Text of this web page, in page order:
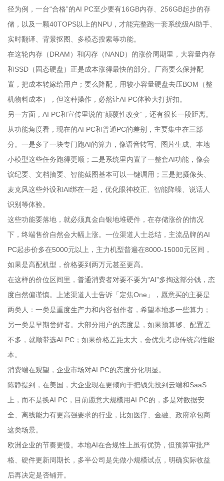
径为例，一台“合格”的AI PC至少要有16GB内存、256GB起步的存
储，以及一颗40TOPS以上的NPU，才能完整跑一套系统级AI助手、
实时翻译、背景抠图、多模态搜索等功能。
在这轮内存（DRAM）和闪存（NAND）的涨价周期里，大容量内存
和SSD（固态硬盘）正是成本涨得最快的部分。厂商要么保持配
置，把成本转嫁给用户；要么降配，用较小容量硬盘去压BOM（整
机物料成本），但这种操作，必然让AI PC体验大打折扣。
另一方面，AI PC和宣传里说的“颠覆性改变”，还有很长一段距离。
从功能角度看，现在的AI PC和普通PC的差别，主要集中在三部
分。一是多了一块专门跑AI的算力，像语音转写、图片生成、本地
小模型这些任务跑得更顺；二是系统里内置了一整套AI功能，像会
议纪要、文档摘要、智能截图基本可以一键调用；三是把摄像头、
麦克风这些外设和AI绑在一起，优化眼神校正、智能降噪、说话人
识别等体验。
这些功能要落地，就必须真金白银地堆硬件，在存储涨价的情况
下，终端售价自然会大幅上涨。一位渠道人士总结，主流品牌的AI
PC起步价多在5000元以上，主力机型普遍在8000-15000元区间，
如果是高配机型，价格要到两万元甚至更高。
在这样的价位区间里，普通消费者对要不要为“AI”多掏这部分钱，态
度自然偏谨慎。上述渠道人士告诉「定焦One」，愿意买的主要是
两类人：一类是重度生产力和内容创作者，希望本地多一些算力；
另一类是早期尝鲜者。大部分用户的态度是，如果预算够、配置差
不多，就顺带选AI PC；如果价格差距太大，会优先考虑传统高性能
本。
消费端在观望，企业市场对AI PC的态度分化明显。
陈静提到，在美国，大企业现在更倾向于把钱先投到云端和SaaS
上，而不是换AI PC，目前愿意大规模用AI PC的，多是对数据安
全、离线能力有更高强要求的行业，比如医疗、金融、政府承包商
这类场景。
欧洲企业的节奏更慢。本地AI在合规性上虽有优势，但预算审批严
格、硬件更新周期长，多半公司是先做小规模试点，明确实际收益
后再决定是否铺开。